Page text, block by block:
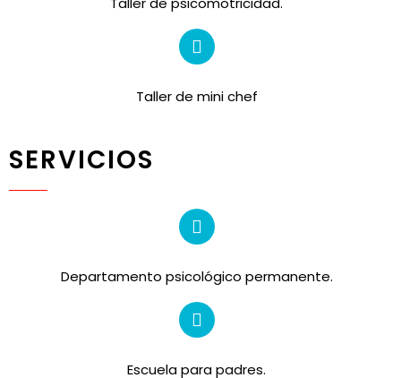
Taller de mini chef
SERVICIOS
Departamento psicológico permanente.
Escuela para padres.